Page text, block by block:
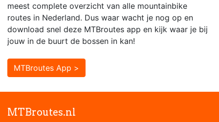
meest complete overzicht van alle mountainbike
routes in Nederland. Dus waar wacht je nog op en
download snel deze MTBroutes app en kijk waar je bij
jouw in de buurt de bossen in kan!
MTBroutes App >
MTBroutes.nl